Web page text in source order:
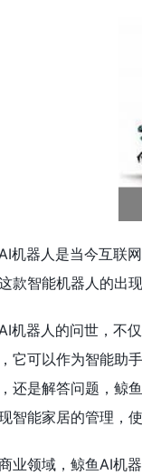
机器人是当今互联
款智能机器人的出
机器人的问世，不
它可以作为智能助
还是解答问题，鲸
智能家居的管理，
业领域，鲸鱼AI机